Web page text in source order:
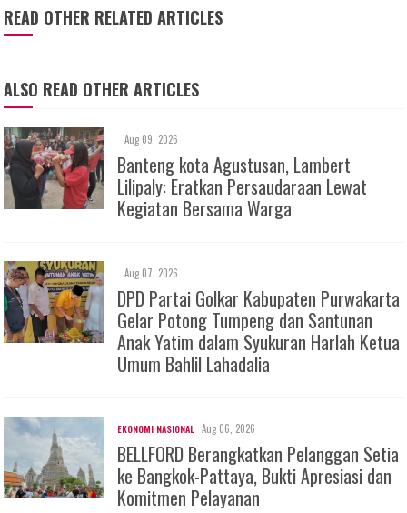
READ OTHER RELATED ARTICLES
ALSO READ OTHER ARTICLES
Aug 09, 2026
Banteng kota Agustusan, Lambert
Lilipaly: Eratkan Persaudaraan Lewat
Kegiatan Bersama Warga
Aug 07, 2026
DPD Partai Golkar Kabupaten Purwakarta
Gelar Potong Tumpeng dan Santunan
Anak Yatim dalam Syukuran Harlah Ketua
Umum Bahlil Lahadalia
EKONOMI NASIONAL Aug 06, 2026
BELLFORD Berangkatkan Pelanggan Setia
ke Bangkok-Pattaya, Bukti Apresiasi dan
Komitmen Pelayanan